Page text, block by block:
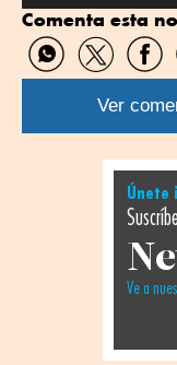
Comenta esta
Compartir
por
WhatsApp
Compartir
por
Twitter
por
Ver
Únete
Ve a